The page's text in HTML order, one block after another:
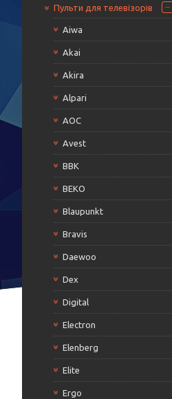
Пульти для телевізорів
Aiwa
Akai
Akira
Alpari
AOC
Avest
BBK
BEKO
Blaupunkt
Bravis
Daewoo
Dex
Digital
Electron
Elenberg
Elite
Ergo